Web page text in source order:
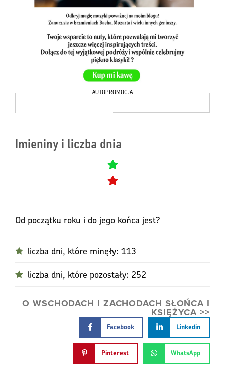
- AUTOPROMOCJA -
Imieniny i liczba dnia
Od początku roku i do jego końca jest?
liczba dni, które minęły: 113
liczba dni, które pozostały: 252
O WSCHODACH I ZACHODACH SŁOŃCA I
KSIĘŻYCA >>
Facebook Linkedin
Pinterest WhatsApp